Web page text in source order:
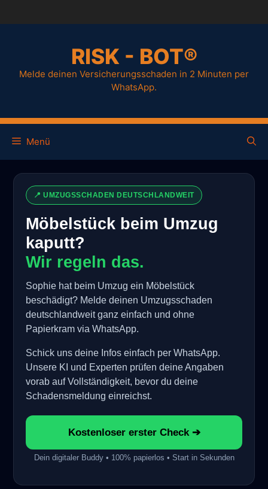
RISK - BOT®
Melde deinen Versicherungsschaden in 2 Minuten per
WhatsApp.
Menü
📍 UMZUGSSCHADEN DEUTSCHLANDWEIT
Möbelstück beim Umzug
kaputt?
Wir regeln das.
Sophie hat beim Umzug ein Möbelstück
beschädigt? Melde deinen Umzugsschaden
deutschlandweit ganz einfach und ohne
Papierkram via WhatsApp.
Schick uns deine Infos einfach per WhatsApp.
Unsere KI und Experten prüfen deine Angaben
vorab auf Vollständigkeit, bevor du deine
Schadensmeldung einreichst.
Kostenloser erster Check ➔
Dein digitaler Buddy • 100% papierlos • Start in Sekunden